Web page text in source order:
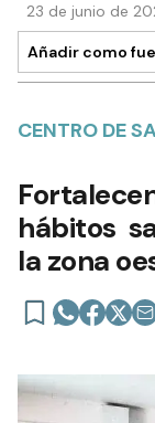
23 de junio de
Añadir como
CENTRO DE
hábitos
la zona